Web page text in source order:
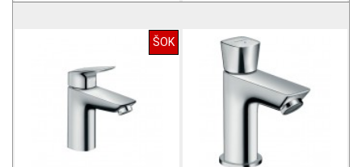
ŠOK